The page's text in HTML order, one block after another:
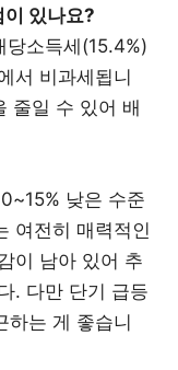
있나요?
당소득세(15.4%)
서 비과세됩니
줄일 수 있어 배
낮은 수준
여전히 매력적인
이 남아 있어 추
. 다만 단기 급등
하는 게 좋습니